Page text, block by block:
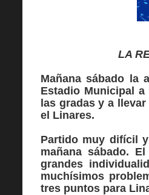
LA
Mañana sábado la
Estadio Municipal
las gradas y a
el Linares.
Partido muy difícil
mañana sábado.
grandes
muchísimos
tres puntos para